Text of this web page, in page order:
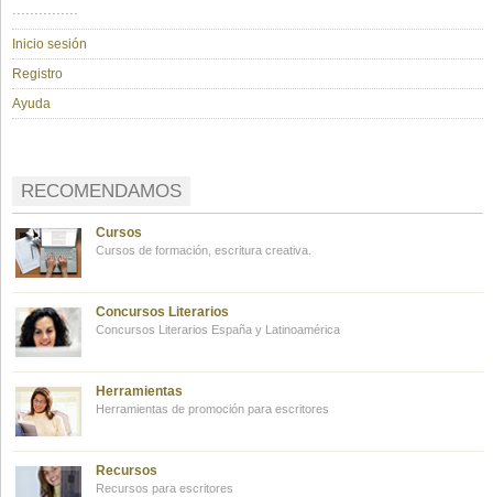
...............
Inicio sesión
Registro
Ayuda
RECOMENDAMOS
Cursos
Cursos de formación, escritura creativa.
Concursos Literarios
Concursos Literarios España y Latinoamérica
Herramientas
Herramientas de promoción para escritores
Recursos
Recursos para escritores